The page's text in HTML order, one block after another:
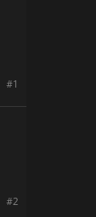
#1
#2